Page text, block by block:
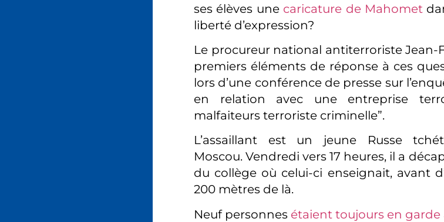
ses élèves une caricature de Mahomet
liberté d’expression?
Le procureur national antiterroriste Jean-
premiers éléments de réponse à ces
lors d’une conférence de presse sur
en relation avec une entreprise
malfaiteurs terroriste criminelle”.
L’assaillant est un jeune Russe
Moscou. Vendredi vers 17 heures, il a
du collège où celui-ci enseignait, avant
200 mètres de là.
Neuf personnes étaient toujours en garde